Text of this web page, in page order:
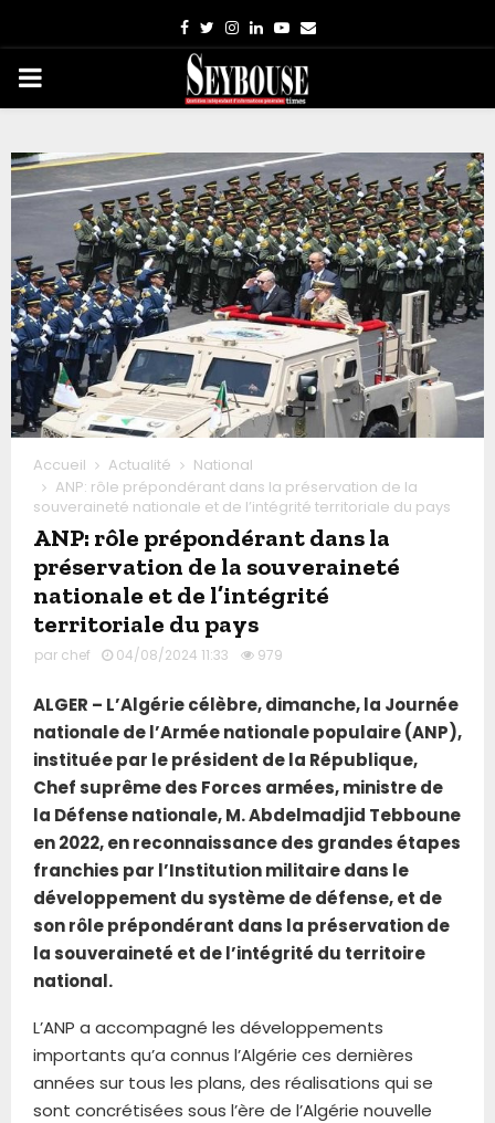
Facebook
TwitterInstagram
LinkedinYoutube
Email
PRIMARY
Accueil Actualité
National
ANP: rôle prépondérant dans la préservation de la
souveraineté nationale et de l’intégrité territoriale du pays
ANP: rôle prépondérant dans la
préservation de la souveraineté
nationale et de l’intégrité
territoriale du pays
par chef 04/08/2024 11:33 979
ALGER – L’Algérie célèbre, dimanche, la Journée
nationale de l’Armée nationale populaire (ANP),
instituée par le président de la République,
Chef suprême des Forces armées, ministre de
la Défense nationale, M. Abdelmadjid Tebboune
en 2022, en reconnaissance des grandes étapes
franchies par l’Institution militaire dans le
développement du système de défense, et de
son rôle prépondérant dans la préservation de
la souveraineté et de l’intégrité du territoire
national.
L’ANP a accompagné les développements
importants qu’a connus l’Algérie ces dernières
années sur tous les plans, des réalisations qui se
sont concrétisées sous l’ère de l’Algérie nouvelle